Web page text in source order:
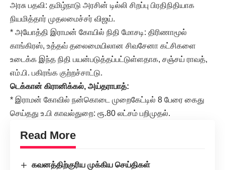
அரசு பதவி: தமிழ்நாடு அரசின் டில்லி சிறப்பு பிரதிநிதியாக
நியமித்தார் முதலமைச்சர் விஜய்.
* அயோத்தி இராமன் கோயில் நிதி மோசடி: திரிணாமூல்
காங்கிரஸ், உத்தவ் தலைமையிலான சிவசேனா கட்சிகளை
உடைக்க இந்த நிதி பயன்படுத்தப்பட்டுள்ளதாக, சஞ்சய் ராவத்,
எம்.பி. பகிரங்க குற்றச்சாட்டு.
டெக்கான் கிரானிக்கல், அய்தராபாத்:
* இராமன் கோவில் நன்கொடை முறைகேட்டில் 8 பேரை கைது
செய்தது உ.பி காவல்துறை: ரூ.80 லட்சம் பறிமுதல்.
Read More
கவனத்திற்குரிய முக்கிய செய்திகள்